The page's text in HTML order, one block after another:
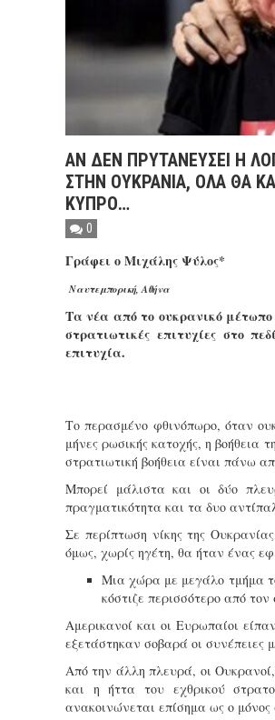
ΑΝ ΔΕΝ ΠΡΥΤΑΝΕΥΣΕΙ Η
ΣΤΗΝ ΟΥΚΡΑΝΙΑ, ΟΛΑ ΘΑ
ΚΥΠΡΟ…
0
Γράφει ο Μιχάλης Ψύλος*
Ναυτεμπορική, Αθήνα
Τα νέα από το ουκρανικό μέτωπο
στρατιωτικές επιτυχίες στο
επιτυχία.
Το περασμένο φθινόπωρο, όταν
μήνες ρωσικής κατοχής, η βοήθεια
στρατιωτική βοήθεια είναι πάνω
Μπορεί μάλιστα και οι δύο
πραγματικότητα και τα δυο
Σε περίπτωση νίκης της
όμως, χωρίς ηγέτη, θα ήταν ένας
Μια χώρα με μεγάλο τμήμα
κόστιζε περισσότερο από
Αμερικανοί και οι Ευρωπαίοι
εξετάστηκαν σοβαρά οι συνέπειες
Από την άλλη πλευρά, οι
και η ήττα του εχθρικού
ανακοινώνεται επίσημα ως ο μόνος